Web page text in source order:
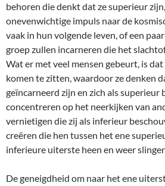
behoren die denkt dat ze superieur
onevenwichtige impuls naar de
vaak in hun volgende leven, of een
groep zullen incarneren die het
Wat er met veel mensen gebeurt, is
komen te zitten, waardoor ze denken
geïncarneerd zijn en zich als superieur
concentreren op het neerkijken van
vernietigen die zij als inferieur
creëren die hen tussen het ene
inferieure uiterste heen en weer
De geneigdheid om naar het ene